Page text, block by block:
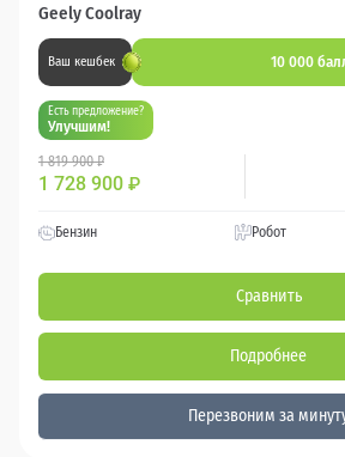
Geely Coolray
Ваш кешбек 10 000
Есть предложение?
Улучшим!
1 819 900 ₽
1 728 900 ₽
Бензин Робот
Сравнить
Подробнее
Перезвоним за